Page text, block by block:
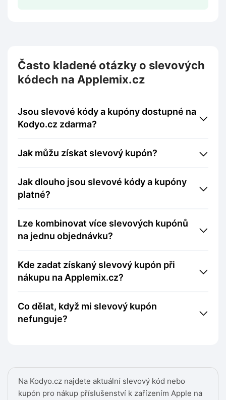
Na Kodyo.cz najdete aktuální slevový kód nebo
kupón pro nákup příslušenství k zařízením Apple na
Často kladené otázky o slevových
kódech na Applemix.cz
Jsou slevové kódy a kupóny dostupné na
Kodyo.cz zdarma?
Jak můžu získat slevový kupón?
Jak dlouho jsou slevové kódy a kupóny
platné?
Lze kombinovat více slevových kupónů
na jednu objednávku?
Kde zadat získaný slevový kupón při
nákupu na Applemix.cz?
Co dělat, když mi slevový kupón
nefunguje?